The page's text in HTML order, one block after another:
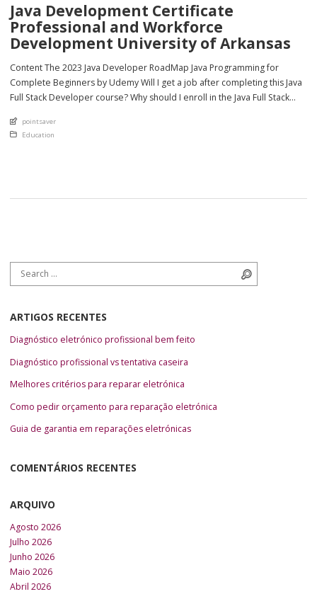
Java Development Certificate
Professional and Workforce
Development University of Arkansas
Content The 2023 Java Developer RoadMap Java Programming for
Complete Beginners by Udemy Will I get a job after completing this Java
Full Stack Developer course? Why should I enroll in the Java Full Stack
sessions are available for these https://remotemode.net/ to get a better
An article by
pointsaver
Posted in
Education
Search for:
ARTIGOS RECENTES
Diagnóstico eletrónico profissional bem feito
Diagnóstico profissional vs tentativa caseira
Melhores critérios para reparar eletrónica
Como pedir orçamento para reparação eletrónica
Guia de garantia em reparações eletrónicas
COMENTÁRIOS RECENTES
ARQUIVO
Agosto 2026
Julho 2026
Junho 2026
Maio 2026
Abril 2026